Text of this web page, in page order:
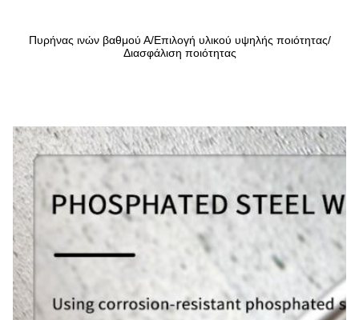
Πυρήνας ινών βαθμού Α/Επιλογή υλικού υψηλής ποιότητας/
Διασφάλιση ποιότητας